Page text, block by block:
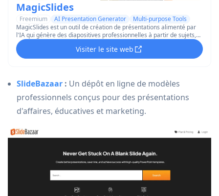
MagicSlides
Freemium AI Presentation Generator
Multi-purpose Tools
MagicSlides est un outil de création de présentations alimenté par
l'IA qui génère des diapositives professionnelles à partir de sujets,
de texte, de vidéos YouTube, de PDF et plus en quelques secondes.
Visiter le site web
SlideBazaar : Un dépôt en ligne de modèles
professionnels conçus pour des présentations
d'affaires, éducatives et marketing.